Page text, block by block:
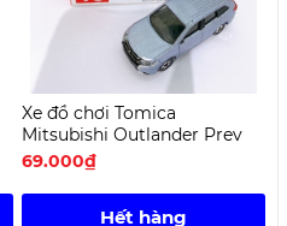
Xe đồ chơi Tomica
Mitsubishi Outlander Prev
69.000₫
Hết hàng